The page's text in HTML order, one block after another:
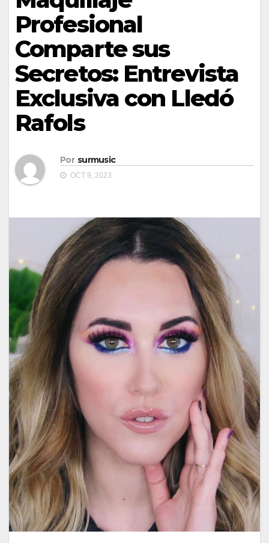
Profesional
Comparte sus
Secretos: Entrevista
Exclusiva con Lledó
Rafols
Por surmusic
OCT 9, 2023